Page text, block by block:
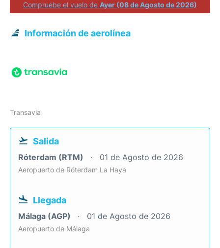
Compruebe el vuelo de Ayer (08 de Agosto de 2026)
Información de aerolínea
Transavia
Salida
Róterdam (RTM) 01 de Agosto de 2026
Aeropuerto de Róterdam La Haya
Llegada
Málaga (AGP) 01 de Agosto de 2026
Aeropuerto de Málaga